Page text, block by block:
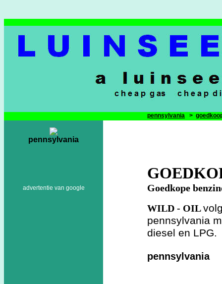
pennsylvania >
pennsylvania
advertentie van google
Goedkope
WILD - OIL
pennsylvania
diesel en LPG.
pennsylvania